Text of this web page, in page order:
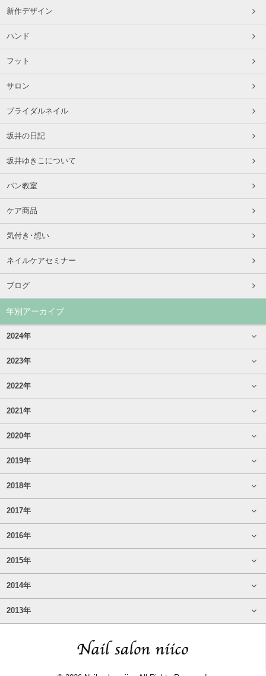
新作デザイン
ハンド
フット
サロン
ブライダルネイル
坂井の日記
坂井ゆきこについて
パン教室
ケア商品
気付き･想い
ネイルケアセミナー
ブログ
年別アーカイブ
2024年
2023年
2022年
2021年
2020年
2019年
2018年
2017年
2016年
2015年
2014年
2013年